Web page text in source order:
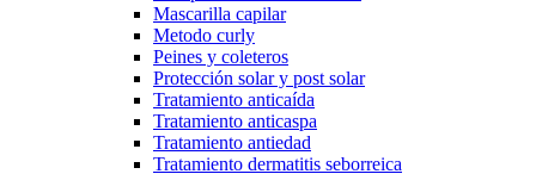
Mascarilla capilar
Metodo curly
Peines y coleteros
Protección solar y post solar
Tratamiento anticaída
Tratamiento anticaspa
Tratamiento antiedad
Tratamiento dermatitis seborreica